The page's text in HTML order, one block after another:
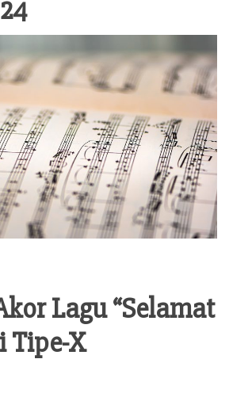
Lagu “Selamat
Tipe-X